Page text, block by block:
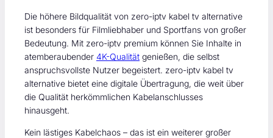
Die höhere Bildqualität von zero-iptv kabel tv alternative
ist besonders für Filmliebhaber und Sportfans von großer
Bedeutung. Mit zero-iptv premium können Sie Inhalte in
atemberaubender 4K-Qualität genießen, die selbst
anspruchsvollste Nutzer begeistert. zero-iptv kabel tv
alternative bietet eine digitale Übertragung, die weit über
die Qualität herkömmlichen Kabelanschlusses
hinausgeht.
Kein lästiges Kabelchaos – das ist ein weiterer großer